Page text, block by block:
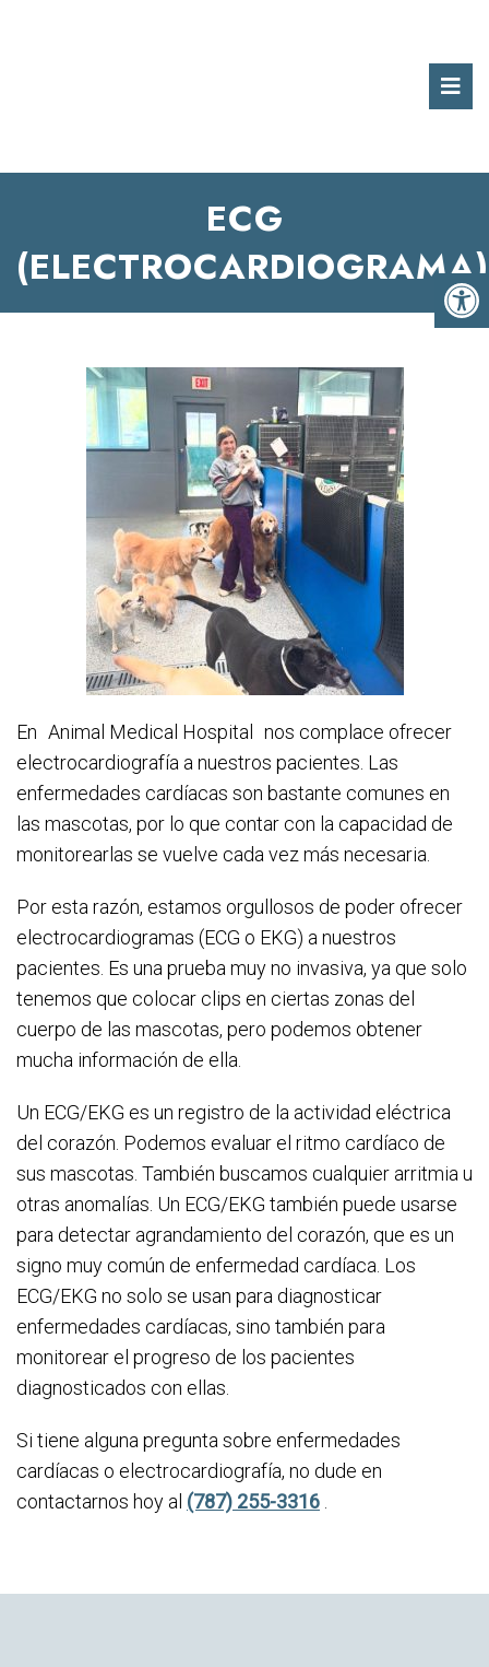
ECG
(ELECTROCARDIOGRAMA)
En Animal Medical Hospital
nos complace ofrecer
electrocardiografía a nuestros pacientes. Las
enfermedades cardíacas son bastante comunes en
las mascotas, por lo que contar con la capacidad de
monitorearlas se vuelve cada vez más necesaria.
Por esta razón, estamos orgullosos de poder ofrecer
electrocardiogramas (ECG o EKG) a nuestros
pacientes. Es una prueba muy no invasiva, ya que solo
tenemos que colocar clips en ciertas zonas del
cuerpo de las mascotas, pero podemos obtener
mucha información de ella.
Un ECG/EKG es un registro de la actividad eléctrica
del corazón. Podemos evaluar el ritmo cardíaco de
sus mascotas. También buscamos cualquier arritmia u
otras anomalías. Un ECG/EKG también puede usarse
para detectar agrandamiento del corazón, que es un
signo muy común de enfermedad cardíaca. Los
ECG/EKG no solo se usan para diagnosticar
enfermedades cardíacas, sino también para
monitorear el progreso de los pacientes
diagnosticados con ellas.
Si tiene alguna pregunta sobre enfermedades
cardíacas o electrocardiografía, no dude en
contactarnos hoy al (787) 255-3316